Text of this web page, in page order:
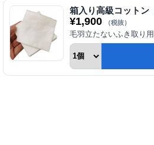
箱入り高級コットン
¥1,900 （税抜）
毛羽立たないふき取り